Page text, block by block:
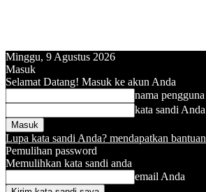
Minggu, 9 Agustus 2026
Masuk
Selamat Datang! Masuk ke akun Anda
nama pengguna
kata sandi Anda
Lupa kata sandi Anda? mendapatkan bantuan
Pemulihan password
Memulihkan kata sandi anda
email Anda